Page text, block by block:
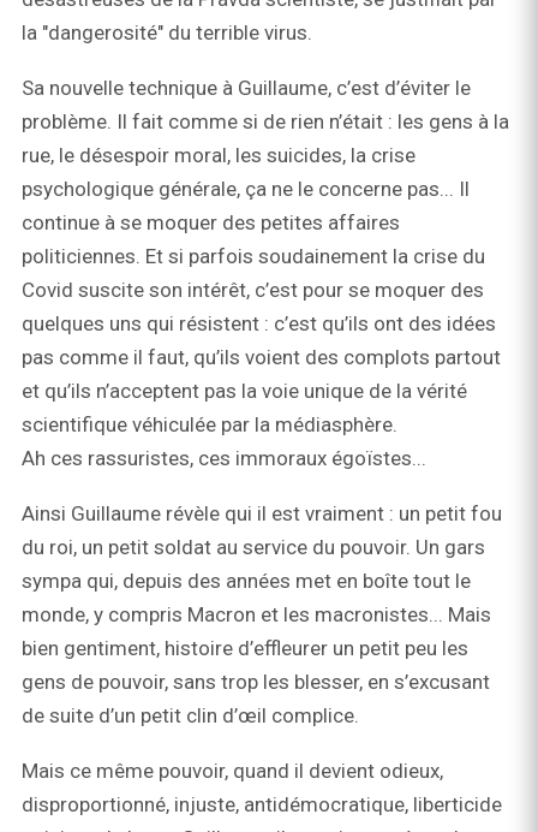
la "dangerosité" du terrible virus.
Sa nouvelle technique à Guillaume, c’est d’éviter le
problème. Il fait comme si de rien n’était : les gens à la
rue, le désespoir moral, les suicides, la crise
psychologique générale, ça ne le concerne pas... Il
continue à se moquer des petites affaires
politiciennes. Et si parfois soudainement la crise du
Covid suscite son intérêt, c’est pour se moquer des
quelques uns qui résistent : c’est qu’ils ont des idées
pas comme il faut, qu’ils voient des complots partout
et qu’ils n’acceptent pas la voie unique de la vérité
scientifique véhiculée par la médiasphère.
Ah ces rassuristes, ces immoraux égoïstes...
Ainsi Guillaume révèle qui il est vraiment : un petit fou
du roi, un petit soldat au service du pouvoir. Un gars
sympa qui, depuis des années met en boîte tout le
monde, y compris Macron et les macronistes... Mais
bien gentiment, histoire d’effleurer un petit peu les
gens de pouvoir, sans trop les blesser, en s’excusant
de suite d’un petit clin d’œil complice.
Mais ce même pouvoir, quand il devient odieux,
disproportionné, injuste, antidémocratique, liberticide